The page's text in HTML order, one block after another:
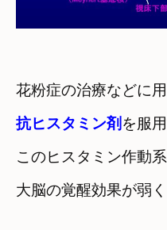
抗ヒスタミン剤 を服
このヒスタミン作動
大脳の覚醒効果が弱